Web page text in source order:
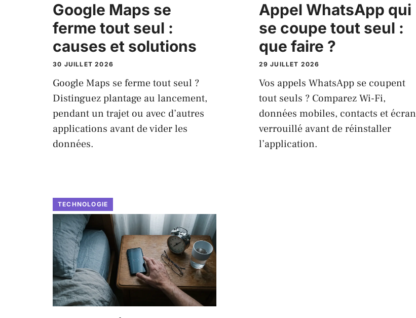
Google Maps se
ferme tout seul :
causes et solutions
30 JUILLET 2026
Google Maps se ferme tout seul ?
Distinguez plantage au lancement,
pendant un trajet ou avec d’autres
applications avant de vider les
données.
Appel WhatsApp qui
se coupe tout seul :
que faire ?
29 JUILLET 2026
Vos appels WhatsApp se coupent
tout seuls ? Comparez Wi-Fi,
données mobiles, contacts et écran
verrouillé avant de réinstaller
l’application.
TECHNOLOGIE